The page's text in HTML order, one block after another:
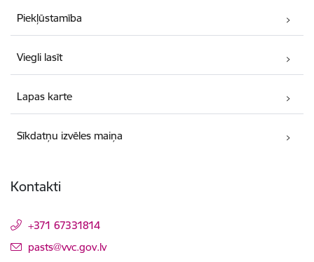
Piekļūstamība
Viegli lasīt
Lapas karte
Sīkdatņu izvēles maiņa
Kontakti
+371 67331814
E-pasts:
pasts@vvc.gov.lv